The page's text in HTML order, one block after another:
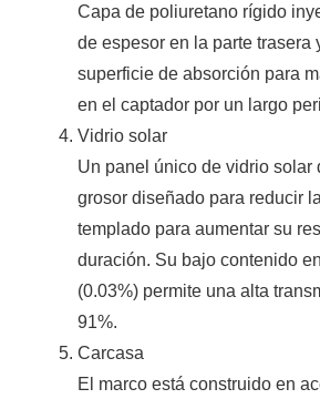
Capa de poliuretano rígido
de espesor en la parte trasera
superficie de absorción para
en el captador por un largo
Vidrio solar
Un panel único de vidrio solar
grosor diseñado para reducir
templado para aumentar su
duración. Su bajo contenido
(0.03%) permite una alta
91%.
Carcasa
El marco está construido en